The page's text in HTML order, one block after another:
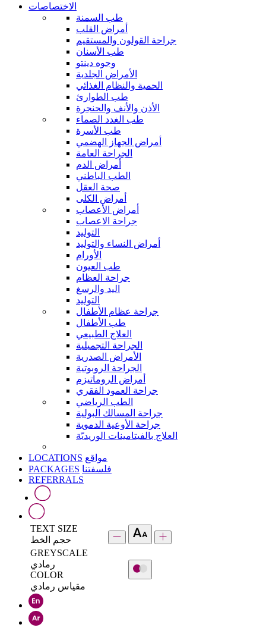
الاختصاصات
طب السمنة
أمراض القلب
جراحة القولون والمستقيم
طب الأسنان
وجوه دينتو
الأمراض الجلدية
الحمية والنظام الغذائي
طب الطوارئ
الأذن والأنف والحنجرة
طب الغدد الصماء
طب الأسرة
أمراض الجهاز الهضمي
الجراحة العامة
أمراض الدم
الطب الباطني
صحة العقل
أمراض الكلى
أمراض الأعصاب
جراحة الاعصاب
التوليد
أمراض النساء والتوليد
الأورام
طب العيون
جراحة العظام
اليد والرسغ
التوليد
جراحة عظام الأطفال
طب الأطفال
العلاج الطبيعي
الجراحة التجميلية
الأمراض الصدرية
الجراحة الروبوتية
أمراض الروماتيزم
جراحة العمود الفقري
الطب الرياضي
جراحة المسالك البولية
جراحة الأوعية الدموية
العلاج بالفيتامينات الوريديّة
LOCATIONS مواقع
PACKAGES فلسفتنا
REFERRALS
TEXT SIZE
حجم الخط
GREYSCALE
رمادي
COLOR
مقياس رمادي